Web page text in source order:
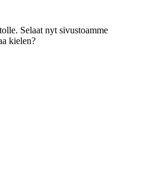
Selaat nyt sivustoamme
kielen?